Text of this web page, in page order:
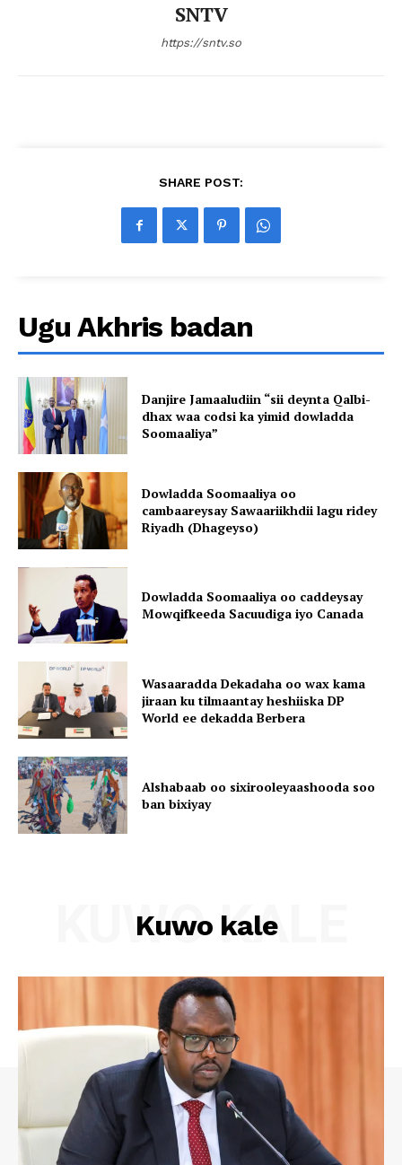
SNTV
https://sntv.so
SHARE POST:
Ugu Akhris badan
Danjire Jamaaludiin “sii deynta Qalbi-
dhax waa codsi ka yimid dowladda
Soomaaliya”
Dowladda Soomaaliya oo
cambaareysay Sawaariikhdii lagu ridey
Riyadh (Dhageyso)
Dowladda Soomaaliya oo caddeysay
Mowqifkeeda Sacuudiga iyo Canada
Wasaaradda Dekadaha oo wax kama
jiraan ku tilmaantay heshiiska DP
World ee dekadda Berbera
Alshabaab oo sixirooleyaashooda soo
ban bixiyay
Kuwo kale
KUWO KALE